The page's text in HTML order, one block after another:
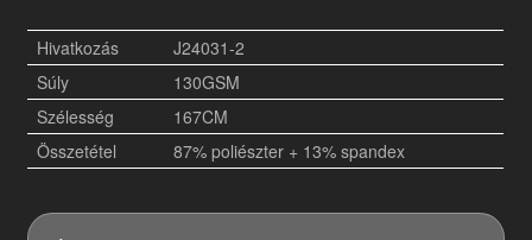
Hivatkozás
J24031-2
Súly
130GSM
Szélesség
167CM
Összetétel
87% poliészter + 13% spandex